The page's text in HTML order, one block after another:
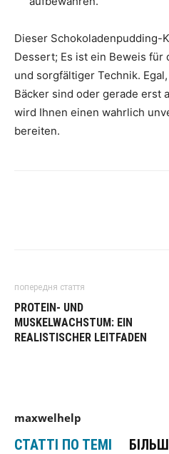
Dieser Schokoladenpudding-
Dessert; Es ist ein Beweis für
und sorgfältiger Technik.
Bäcker sind oder gerade erst
wird Ihnen einen wahrlich
bereiten.
попередня стаття
PROTEIN- UND
MUSKELWACHSTUM: EIN
REALISTISCHER LEITFADEN
maxwelhelp
СТАТТІ ПО ТЕМІ